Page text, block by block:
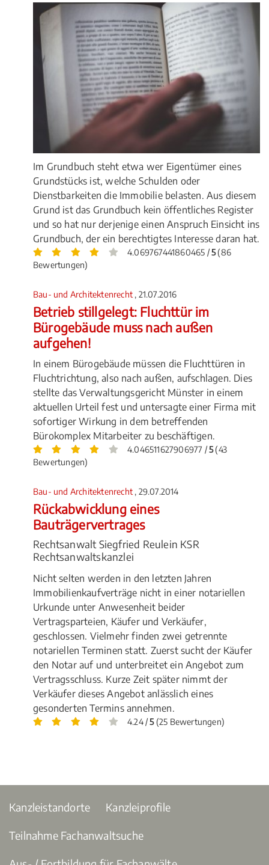
Im Grundbuch steht etwa wer Eigentümer eines
Grundstücks ist, welche Schulden oder
Dienstbarkeiten die Immobilie belasten. Aus diesem
Grund ist das Grundbuch kein öffentliches Register
und so hat nur derjenige einen Anspruch Einsicht ins
Grundbuch, der ein berechtigtes Interesse daran hat.
4.069767441860465 /5(86
Bewertungen)
Bau- und Architektenrecht , 21.07.2016
Betrieb stillgelegt: Fluchttür im
Bürogebäude muss nach außen
aufgehen!
In einem Bürogebäude müssen die Fluchttüren in
Fluchtrichtung, also nach außen, aufschlagen. Dies
stellte das Verwaltungsgericht Münster in einem
aktuellen Urteil fest und untersagte einer Firma mit
sofortiger Wirkung in dem betreffenden
Bürokomplex Mitarbeiter zu beschäftigen.
4.046511627906977 /5(43
Bewertungen)
Bau- und Architektenrecht , 29.07.2014
Rückabwicklung eines
Bauträgervertrages
Rechtsanwalt Siegfried Reulein KSR
Rechtsanwaltskanzlei
Nicht selten werden in den letzten Jahren
Immobilienkaufverträge nicht in einer notariellen
Urkunde unter Anwesenheit beider
Vertragsparteien, Käufer und Verkäufer,
geschlossen. Vielmehr finden zwei getrennte
notariellen Terminen statt. Zuerst sucht der Käufer
den Notar auf und unterbreitet ein Angebot zum
Vertragsschluss. Kurze Zeit später nimmt der
Verkäufer dieses Angebot anlässlich eines
gesonderten Termins annehmen.
4.24 /5(25 Bewertungen)
Kanzleistandorte Kanzleiprofile
Teilnahme Fachanwaltsuche